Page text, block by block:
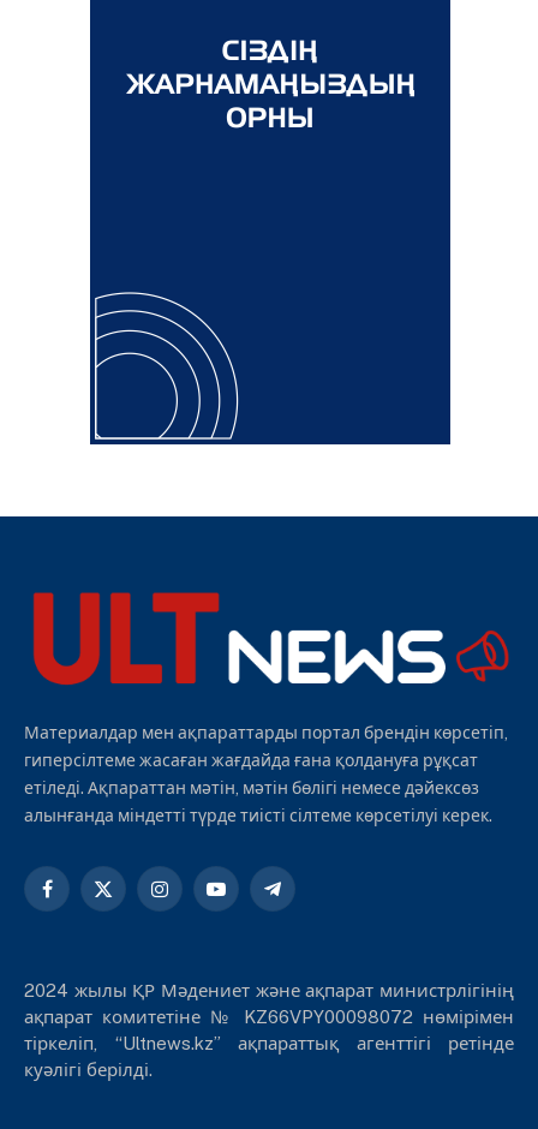
Материалдар мен ақпараттарды портал брендін көрсетіп,
гиперсілтеме жасаған жағдайда ғана қолдануға рұқсат
етіледі. Ақпараттан мәтін, мәтін бөлігі немесе дәйексөз
алынғанда міндетті түрде тиісті сілтеме көрсетілуі керек.
Facebook
X
InstagramYouTubeTelegram
2024 жылы ҚР Мәдениет және ақпарат министрлігінің
ақпарат комитетіне № KZ66VPY00098072 нөмірімен
тіркеліп, “Ultnews.kz” ақпараттық агенттігі ретінде
куәлігі берілді.